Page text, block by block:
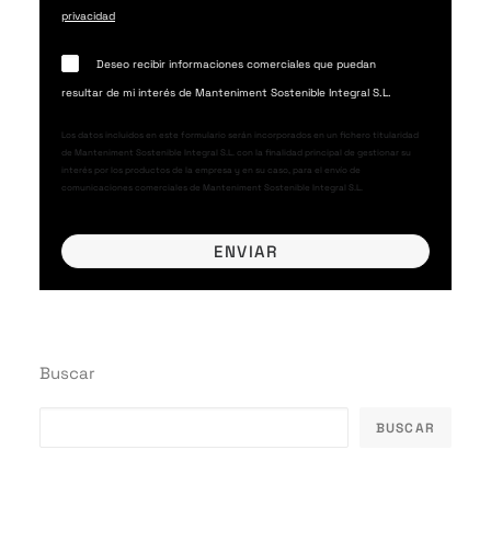
privacidad
Deseo recibir informaciones comerciales que puedan
resultar de mi interés de Manteniment Sostenible Integral S.L.
Los datos incluidos en este formulario serán incorporados en un fichero titularidad
de Manteniment Sostenible Integral S.L. con la finalidad principal de gestionar su
interés por los productos de la empresa y en su caso, para el envío de
comunicaciones comerciales de Manteniment Sostenible Integral S.L.
Buscar
BUSCAR